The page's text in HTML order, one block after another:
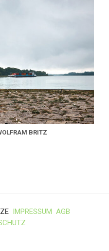
BRITZ
IMPRESSUM AGB